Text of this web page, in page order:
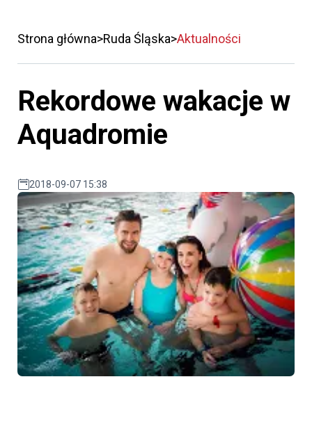
Strona główna Ruda Śląska Aktualności
Rekordowe wakacje w
Aquadromie
2018-09-07 15:38